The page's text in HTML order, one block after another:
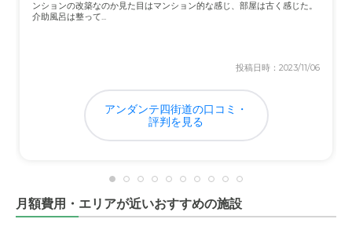
日々良く見守りをしてくれていることを、担当者からの報
周囲全体農耕地、水田で寂しいが、逆に静かでもある。公
共交通機関で行く場合は相当苦労する
料金費用について
であり、受けられるサービスも多と比べてそん色がない
ンションの改築なのか見た目はマンション的な感じ、部屋は古く感じた。
介助風呂は整って...
投稿日時：2023/11/06
アンダンテ四街道の口コミ・
評判を見る
月額費用・エリアが近いおすすめの施設